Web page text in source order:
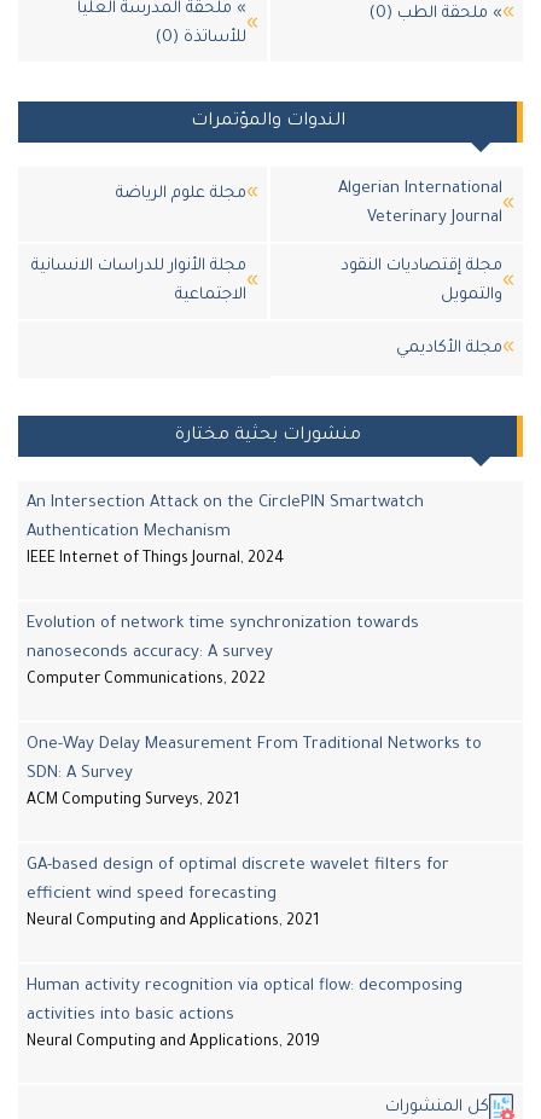
الطب (0)
» ملحقة المدرسة العليا
للأساتذة (0)
الندوات والمؤتمرات
Algerian
Veterinary
مجلة علوم الرياضة
إقتصاديات النقود
مجلة الأنوار للدراسات الانسانية
الاجتماعية
اﻷكاديمي
منشورات بحثية مختارة
An Intersection Attack on the CirclePIN Smartwatch
Authentication Mechanism
IEEE Internet of Things Journal, 2024
Evolution of network time synchronization towards
nanoseconds accuracy: A survey
Computer Communications, 2022
One-Way Delay Measurement From Traditional Networks to
SDN: A Survey
ACM Computing Surveys, 2021
GA-based design of optimal discrete wavelet filters for
efficient wind speed forecasting
Neural Computing and Applications, 2021
Human activity recognition via optical flow: decomposing
activities into basic actions
Neural Computing and Applications, 2019
كل المنشورات